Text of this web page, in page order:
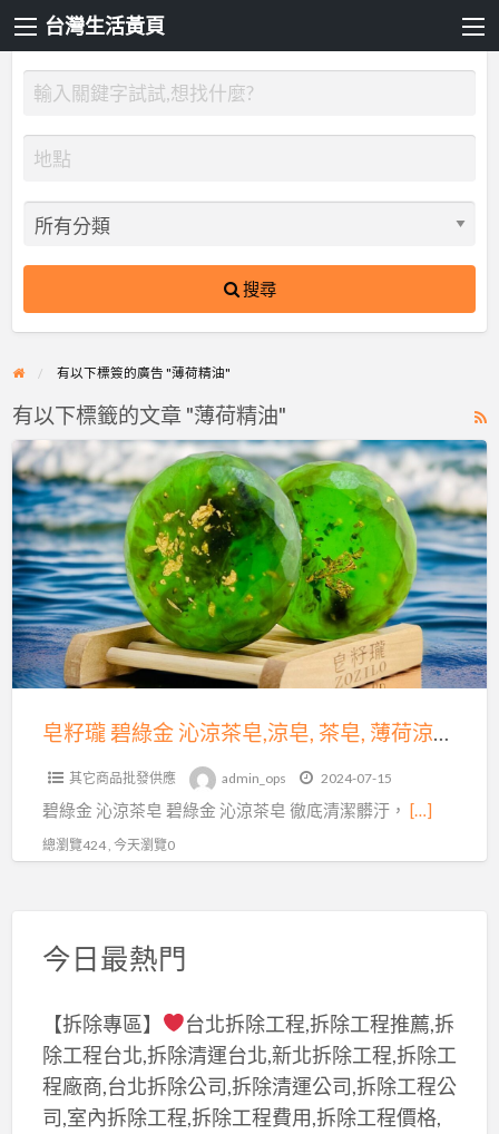
台灣生活黃頁
搜尋
有以下標簽的廣告 "薄荷精油"
有以下標籤的文章 "薄荷精油"
皂
籽
瓏
碧
綠
金
沁
涼
茶
皂籽瓏 碧綠金 沁涼茶皂,涼皂, 茶皂, 薄荷涼皂, 薄荷皂
其它商品批發供應 admin_ops 2024-07-15
碧綠金 沁涼茶皂 碧綠金 沁涼茶皂 徹底清潔髒汙， […]
總瀏覽424 , 今天瀏覽0
今日最熱門
【拆除專區】
台北拆除工程,拆除工程推薦,拆
除工程台北,拆除清運台北,新北拆除工程,拆除工
程廠商,台北拆除公司,拆除清運公司,拆除工程公
司,室內拆除工程,拆除工程費用,拆除工程價格,